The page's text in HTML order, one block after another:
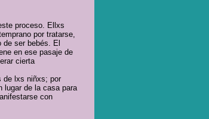
proceso. Ellxs
por tratarse,
ser bebés. El
en ese pasaje de
cierta
de lxs niñxs; por
lugar de la casa para
con